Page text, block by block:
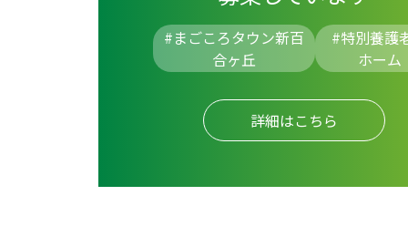
#まごころタウン新百
合ヶ丘
#特別養護
ホーム
詳細はこちら